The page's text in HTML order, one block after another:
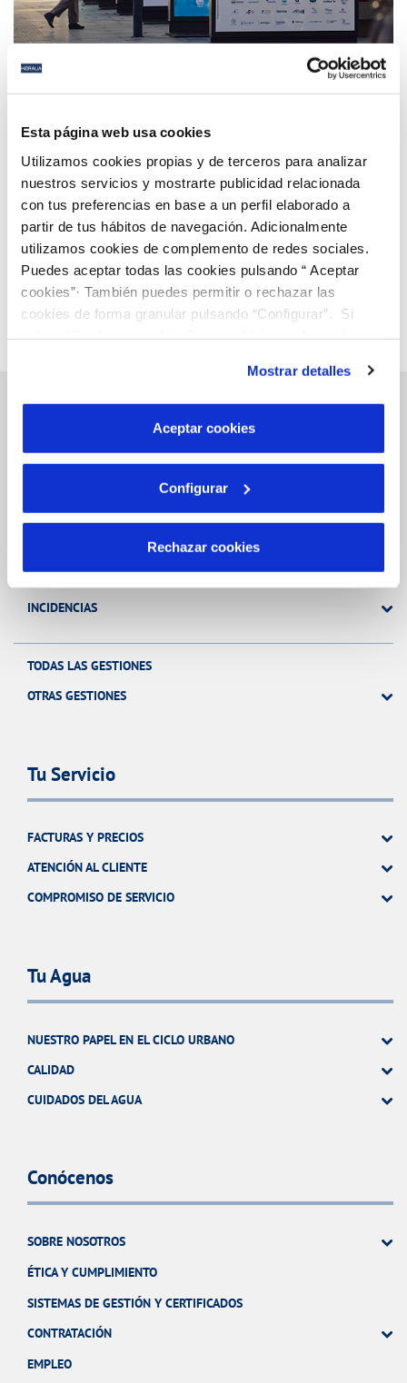
Esta página web usa cookies
Utilizamos cookies propias y de terceros para analizar
nuestros servicios y mostrarte publicidad relacionada
con tus preferencias en base a un perfil elaborado a
partir de tus hábitos de navegación. Adicionalmente
utilizamos cookies de complemento de redes sociales.
Puedes aceptar todas las cookies pulsando “ Aceptar
cookies”· También puedes permitir o rechazar las
cookies de forma granular pulsando “Configurar”. Si
son indispensables para que el sitio web funcione y que
por tanto no se pueden desactivar. Puedes consultar
más información en nuestraPolítica de Cookies
Mostrar detalles
Aceptar cookies
Configurar
Rechazar cookies
ASA Andalucía celebra 40 años de compromiso con
provincias
Página 8 de 112
Anterior Siguiente
Gestiones Online
FACTURAS, PAGOS Y CONSUMOS
MODIFICACIÓN DE DATOS
INCIDENCIAS
TODAS LAS GESTIONES
OTRAS GESTIONES
Tu Servicio
FACTURAS Y PRECIOS
ATENCIÓN AL CLIENTE
COMPROMISO DE SERVICIO
Tu Agua
NUESTRO PAPEL EN EL CICLO URBANO
CALIDAD
CUIDADOS DEL AGUA
Conócenos
SOBRE NOSOTROS
ÉTICA Y CUMPLIMIENTO
SISTEMAS DE GESTIÓN Y CERTIFICADOS
CONTRATACIÓN
EMPLEO